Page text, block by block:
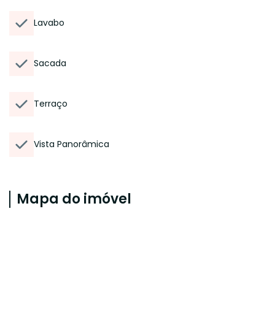
Lavabo
Sacada
Terraço
Vista Panorâmica
Mapa do imóvel